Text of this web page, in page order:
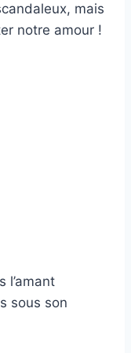
mais
notre amour !
l’amant
sous son